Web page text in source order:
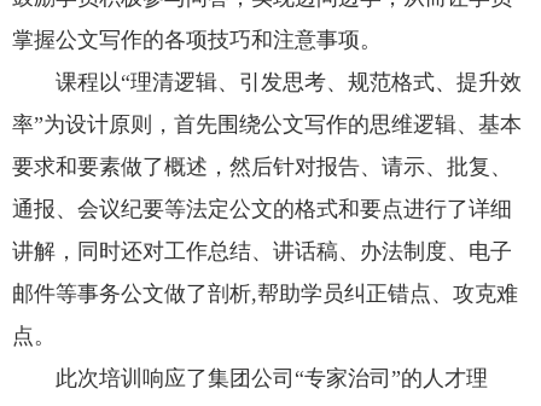
掌握公文写作的各项技巧和注意事项。
课程以“理清逻辑、引发思考、规范格式、提升效
率”为设计原则，首先围绕公文写作的思维逻辑、基本
要求和要素做了概述，然后针对报告、请示、批复、
通报、会议纪要等法定公文的格式和要点进行了详细
讲解，同时还对工作总结、讲话稿、办法制度、电子
邮件等事务公文做了剖析,帮助学员纠正错点、攻克难
点。
此次培训响应了集团公司“专家治司”的人才理